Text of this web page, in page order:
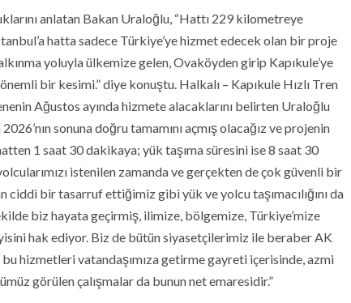
anlatan Bakan Uraloğlu, “Hattı 229 kilometreye
hatta sadece Türkiye’ye hizmet edecek olan bir proje
yoluyla ülkemize gelen, Ovaköyden girip Kapıkule’ye
bir kesimi.” diye konuştu. Halkalı – Kapıkule Hızlı Tren
Ağustos ayında hizmete alacaklarını belirten Uraloğlu
sonuna doğru tamamını açmış olacağız ve projenin
1 saat 30 dakikaya; yük taşıma süresini ise 8 saat 30
istenilen zamanda ve gerçekten de çok güvenli bir
ciddi bir tasarruf ettiğimiz gibi yük ve yolcu taşımacılığını da
biz hayata geçirmiş, ilimize, bölgemize, Türkiye’mize
hak ediyor. Biz de bütün siyasetçilerimiz ile beraber AK
hizmetleri vatandaşımıza getirme gayreti içerisinde, azmi
görülen çalışmalar da bunun net emaresidir.”